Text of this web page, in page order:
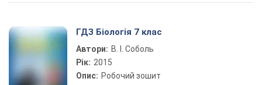
ГДЗ Біологія 7 клас
Автори: В. І. Соболь
Рік: 2015
Опис: Робочий зошит